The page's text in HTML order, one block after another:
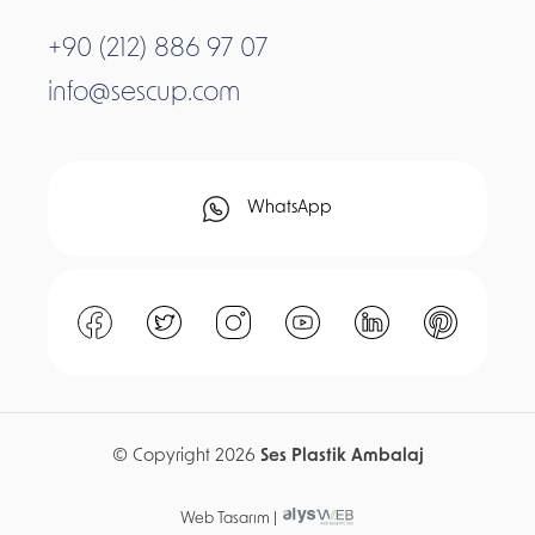
+90 (212) 886 97 07
info@sescup.com
WhatsApp
© Copyright 2026 Ses Plastik Ambalaj
Web Tasarım |